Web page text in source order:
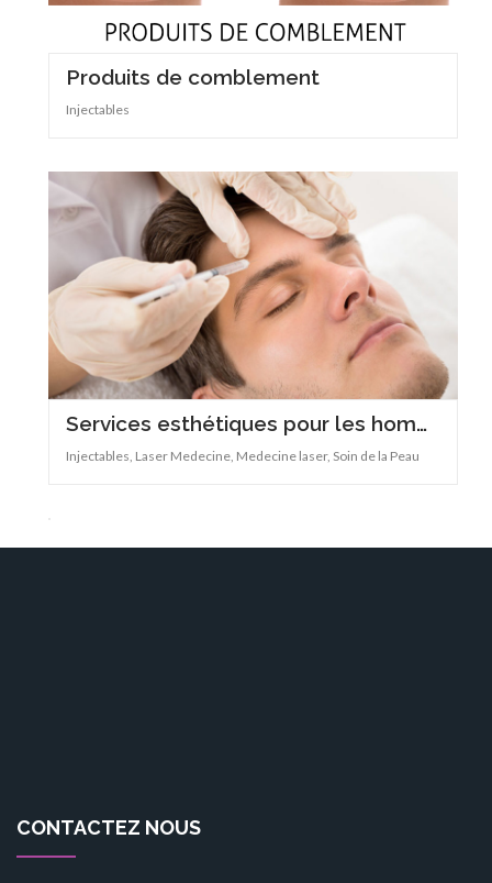
Produits de comblement
Injectables
Services esthétiques pour les hommes
Injectables, Laser Medecine, Medecine laser, Soin de la Peau
CONTACTEZ NOUS